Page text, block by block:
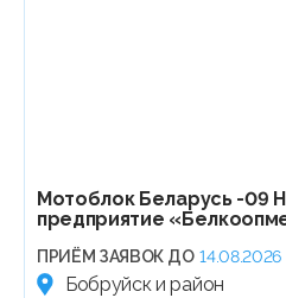
Мотоблок Беларусь -09
предприятие
ПРИЁМ ЗАЯВОК ДО 14.08.2026
Бобруйск и район